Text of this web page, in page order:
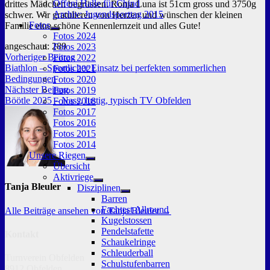
Offeni Halle für Chind
Archiv: Jugendsporttag 2015
Fotos
Untermenü
anzeigen
Fotos 2024
Fotos 2023
Fotos 2022
Fotos 2021
Fotos 2020
Fotos 2019
Fotos 2018
Fotos 2017
Fotos 2016
Fotos 2015
Fotos 2014
Unsere Riegen
Untermenü
anzeigen
Übersicht
Aktivriege
Untermenü
anzeigen
Disziplinen
Untermenü
anzeigen
Barren
Fachtest Allround
Kugelstossen
Pendelstafette
Schaukelringe
Schleuderball
Schulstufenbarren
drittes Mädchen begrüssen. Ronja Luna ist 51cm gross und 3750g
schwer. Wir gratulieren von Herzen und wünschen der kleinen
Familie eine schöne Kennenlernzeit und alles Gute!
angeschaut: 289
Beitragsnavigation
Vorheriger BeitragVorheriger
Beitrag:
Biathlon – Sportlicher Einsatz bei perfekten sommerlichen
Bedingungen
Nächster BeitragNächster
Beitrag:
Böötle 2025 – Nass, lustig, typisch TV Obfelden
Tanja Bleuler
Alle Beiträge ansehen von Tanja Bleuler →